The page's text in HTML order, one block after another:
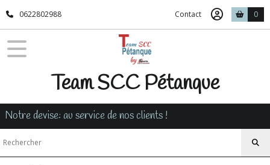
0622802988 Contact 0
Team SCC Pétanque
Notre devise: au service de nos clients !